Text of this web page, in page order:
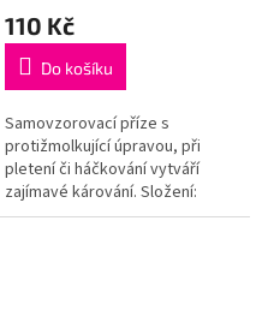
produktu
5,0
5
hvězdiček.
110 Kč
Do košíku
Samovzorovací příze s
protižmolkující úpravou, při
pletení či háčkování vytváří
zajímavé kárování. Složení:
100% Akryl – antipilling (příze